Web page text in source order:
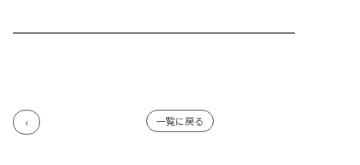
━━━━━━━━━━━━━━━━━━━━━━━━━━━
一覧に戻る